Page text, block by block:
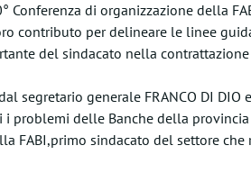
Conferenza di organizzazione della
contributo per delineare le linee
del sindacato nella
segretario generale FRANCO DI
problemi delle Banche della
FABI,primo sindacato del settore che